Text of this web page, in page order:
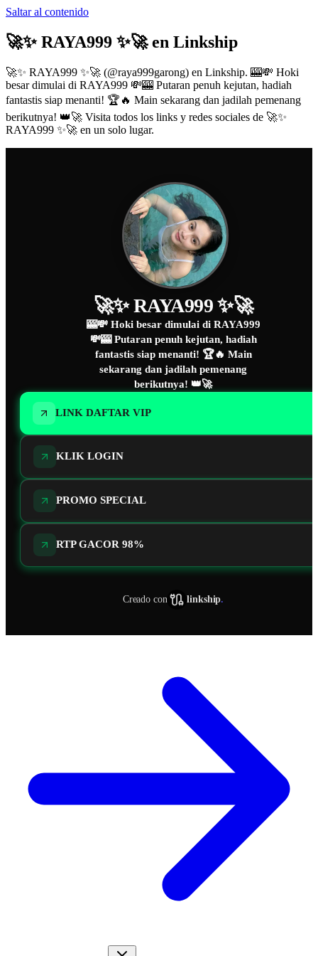
Saltar al contenido
🚀✨ RAYA999 ✨🚀en Linkship
🚀✨ RAYA999 ✨🚀 (@raya999garong) en Linkship. 🎰💸 Hoki
besar dimulai di RAYA999 💸🎰 Putaran penuh kejutan, hadiah
fantastis siap menanti! 🏆🔥 Main sekarang dan jadilah pemenang
berikutnya! 👑🚀 Visita todos los links y redes sociales de 🚀✨
RAYA999 ✨🚀 en un solo lugar.
🚀✨ RAYA999 ✨🚀
🎰💸 Hoki besar dimulai di RAYA999
💸🎰 Putaran penuh kejutan, hadiah
fantastis siap menanti! 🏆🔥 Main
sekarang dan jadilah pemenang
berikutnya! 👑🚀
LINK DAFTAR VIP
KLIK LOGIN
PROMO SPECIAL
RTP GACOR 98%
Creado con linkship.